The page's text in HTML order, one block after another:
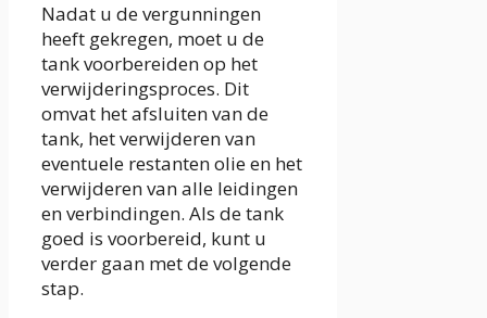
Nadat u de vergunningen
heeft gekregen, moet u de
tank voorbereiden op het
verwijderingsproces. Dit
omvat het afsluiten van de
tank, het verwijderen van
eventuele restanten olie en het
verwijderen van alle leidingen
en verbindingen. Als de tank
goed is voorbereid, kunt u
verder gaan met de volgende
stap.